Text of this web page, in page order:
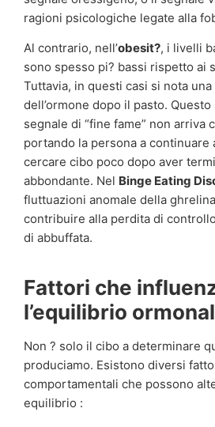
ragioni psicologiche legate alla
Al contrario, nell’obesit?, i livelli
sono spesso pi? bassi rispetto ai
Tuttavia, in questi casi si nota
dell’ormone dopo il pasto.
segnale di “fine fame” non arriva
portando la persona a continuare
cercare cibo poco dopo aver
abbondante. Nel Binge Eating
fluttuazioni anomale della
contribuire alla perdita di
di abbuffata.
Fattori che
l’equilibrio
Non ? solo il cibo a determinare
produciamo. Esistono diversi
comportamentali che possono
equilibrio :